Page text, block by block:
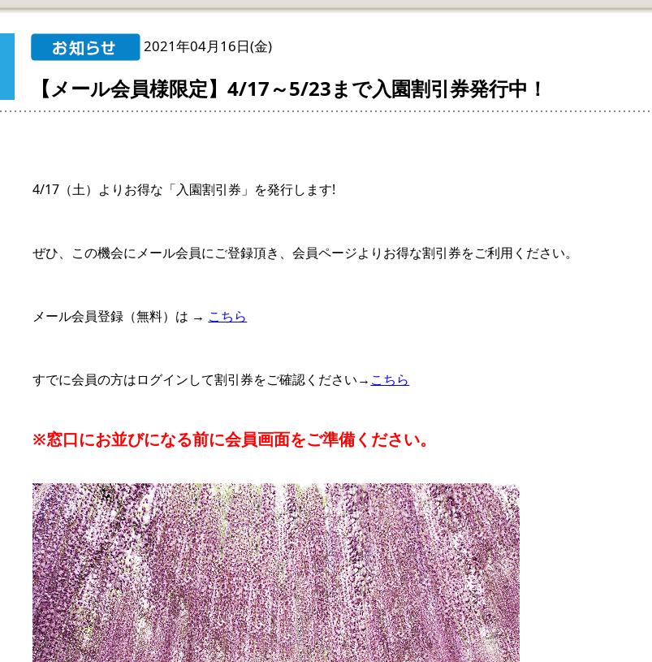
2021年04月16日(金)
【メール会員様限定】4/17～5/23まで入園割引券発行中！
4/17（土）よりお得な「入園割引券」を発行します!
ぜひ、この機会にメール会員にご登録頂き、会員ページよりお得な割引券をご利用ください。
メール会員登録（無料）は → こちら
すでに会員の方はログインして割引券をご確認ください→ こちら
※窓口にお並びになる前に会員画面をご準備ください。